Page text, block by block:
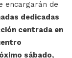
encargarán de
dedicadas
centrada en
sábado,